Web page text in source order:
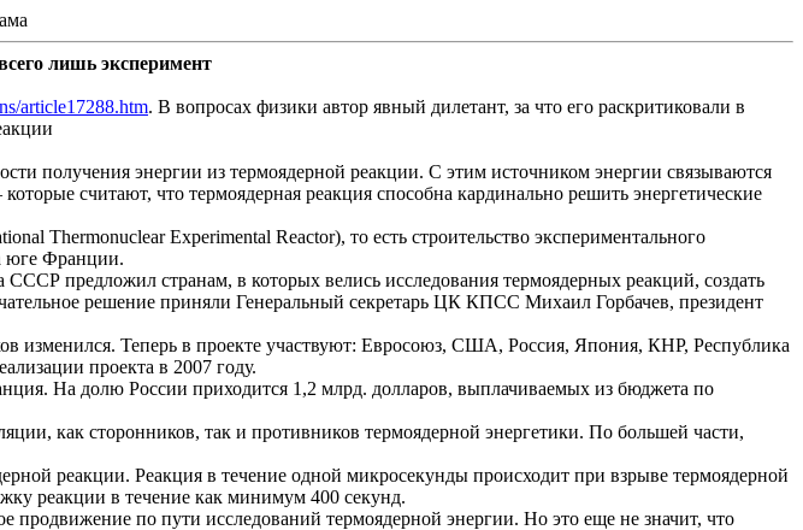
лишь эксперимент
article17288.htm. В вопросах физики автор явный дилетант, за что его раскритиковали в
получения энергии из термоядерной реакции. С этим источником энергии связываются
считают, что термоядерная реакция способна кардинально решить энергетические
Thermonuclear Experimental Reactor), то есть строительство экспериментального
юге Франции.
СССР предложил странам, в которых велись исследования термоядерных реакций, создать
решение приняли Генеральный секретарь ЦК КПСС Михаил Горбачев, президент
изменился. Теперь в проекте участвуют: Евросоюз, США, Россия, Япония, КНР, Республика
проекта в 2007 году.
На долю России приходится 1,2 млрд. долларов, выплачиваемых из бюджета по
как сторонников, так и противников термоядерной энергетики. По большей части,
реакции. Реакция в течение одной микросекунды происходит при взрыве термоядерной
реакции в течение как минимум 400 секунд.
продвижение по пути исследований термоядерной энергии. Но это еще не значит, что